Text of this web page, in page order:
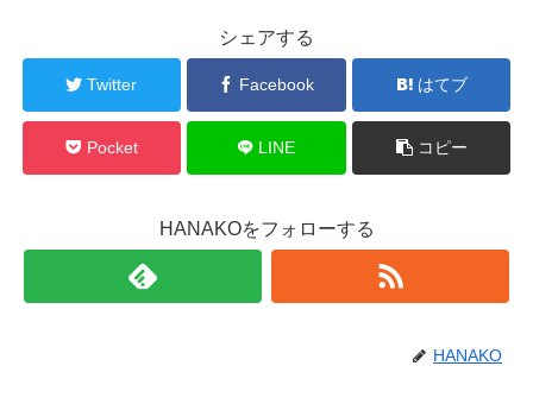
シェアする
Twitter Facebook はてブ
Pocket LINE コピー
HANAKOをフォローする
HANAKO